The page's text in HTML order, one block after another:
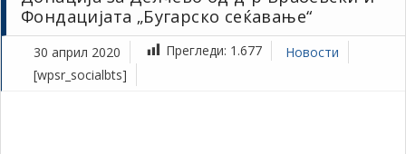
Фондацијата „Бугарско сеќавање“
30 април 2020 Прегледи: 1.677
Новости
[wpsr_socialbts]